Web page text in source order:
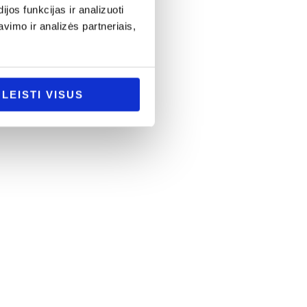
funkcijas ir analizuoti
ir analizės partneriais,
LEISTI VISUS